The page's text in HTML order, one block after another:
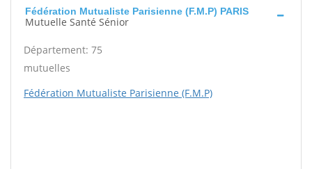
Fédération Mutualiste Parisienne (F.M.P) PARIS
Mutuelle Santé Sénior
Département: 75
mutuelles
Fédération Mutualiste Parisienne (F.M.P)